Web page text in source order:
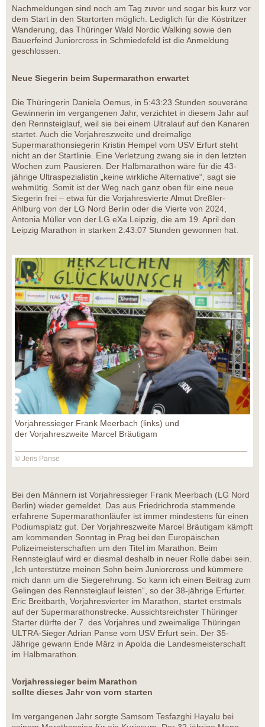
Nachmeldungen sind noch am Tag zuvor und sogar bis kurz vor
dem Start in den Startorten möglich. Lediglich für die Köstritzer
Wanderung, das Thüringer Wald Nordic Walking sowie den
Bauerfeind Juniorcross in Schmiedefeld ist die Anmeldung
geschlossen.
Neue Siegerin beim Supermarathon erwartet
Die Thüringerin Daniela Oemus, in 5:43:23 Stunden souveräne
Gewinnerin im vergangenen Jahr, verzichtet in diesem Jahr auf
den Rennsteiglauf, weil sie bei einem Ultralauf auf den Kanaren
startet. Auch die Vorjahreszweite und dreimalige
Supermarathonsiegerin Kristin Hempel vom USV Erfurt steht
nicht an der Startlinie. Eine Verletzung zwang sie in den letzten
Wochen zum Pausieren. Der Halbmarathon wäre für die 43-
jährige Ultraspezialistin „keine wirkliche Alternative“, sagt sie
wehmütig. Somit ist der Weg nach ganz oben für eine neue
Siegerin frei – etwa für die Vorjahresvierte Almut Dreßler-
Ahlburg von der LG Nord Berlin oder die Vierte von 2024,
Antonia Müller von der LG eXa Leipzig, die am 19. April den
Leipzig Marathon in starken 2:43:07 Stunden gewonnen hat.
Vorjahressieger Frank Meerbach (links) und
der Vorjahreszweite Marcel Bräutigam
© Jens Panse
Bei den Männern ist Vorjahressieger Frank Meerbach (LG Nord
Berlin) wieder gemeldet. Das aus Friedrichroda stammende
erfahrene Supermarathonläufer ist immer mindestens für einen
Podiumsplatz gut. Der Vorjahreszweite Marcel Bräutigam kämpft
am kommenden Sonntag in Prag bei den Europäischen
Polizeimeisterschaften um den Titel im Marathon. Beim
Rennsteiglauf wird er diesmal deshalb in neuer Rolle dabei sein.
„Ich unterstütze meinen Sohn beim Juniorcross und kümmere
mich dann um die Siegerehrung. So kann ich einen Beitrag zum
Gelingen des Rennsteiglauf leisten“, so der 38-jährige Erfurter.
Eric Breitbarth, Vorjahresvierter im Marathon, startet erstmals
auf der Supermarathonstrecke. Aussichtsreichster Thüringer
Starter dürfte der 7. des Vorjahres und zweimalige Thüringen
ULTRA-Sieger Adrian Panse vom USV Erfurt sein. Der 35-
Jährige gewann Ende März in Apolda die Landesmeisterschaft
im Halbmarathon.
Vorjahressieger beim Marathon
sollte dieses Jahr von vorn starten
Im vergangenen Jahr sorgte Samsom Tesfazghi Hayalu bei